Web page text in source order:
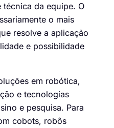
técnica da equipe. O
o mais
resolve a aplicação
e possibilidade
em robótica,
e tecnologias
e pesquisa. Para
cobots, robôs